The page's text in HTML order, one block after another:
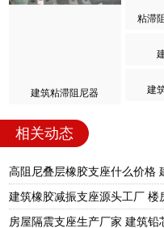
建筑粘滞阻尼器 粘滞
建筑阻尼器
相关动态